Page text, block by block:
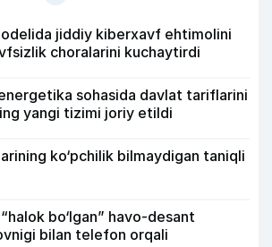
jiddiy kiberxavf ehtimolini
choralarini kuchaytirdi
sohasida davlat tariflarini
yangi tizimi joriy etildi
ko‘pchilik bilmaydigan taniqli
bo‘lgan” havo-desant
bilan telefon orqali